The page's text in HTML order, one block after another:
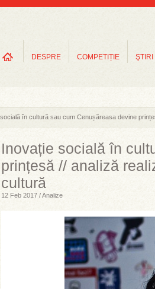
DESPRE COMPETIȚIE ŞTIRI
în cultură sau cum Cenușăreasa devine
Inovație socială în
prințesă // analiză
cultură
12 Feb 2017 / Analize